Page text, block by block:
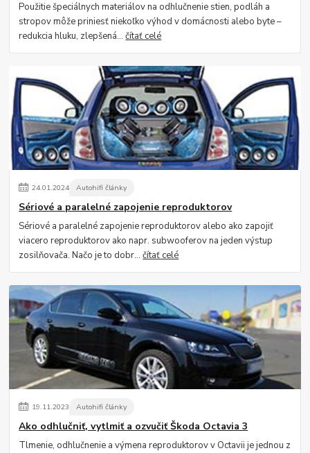
Použitie špeciálnych materiálov na odhlučnenie stien, podláh a
stropov môže priniesť niekoľko výhod v domácnosti alebo byte –
redukcia hluku, zlepšená...čítať celé
24.01.2024 Autohifi články
Sériové a paralelné zapojenie reproduktorov
Sériové a paralelné zapojenie reproduktorov alebo ako zapojiť
viacero reproduktorov ako napr. subwooferov na jeden výstup
zosilňovača. Načo je to dobr...čítať celé
19.11.2023 Autohifi články
Ako odhlučniť, vytlmiť a ozvučiť Škoda Octavia 3
Tlmenie, odhlučnenie a výmena reproduktorov v Octavii je jednou z